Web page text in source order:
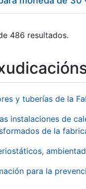
486 resultados.
y tuberías de la
instalaciones de
de la
para la